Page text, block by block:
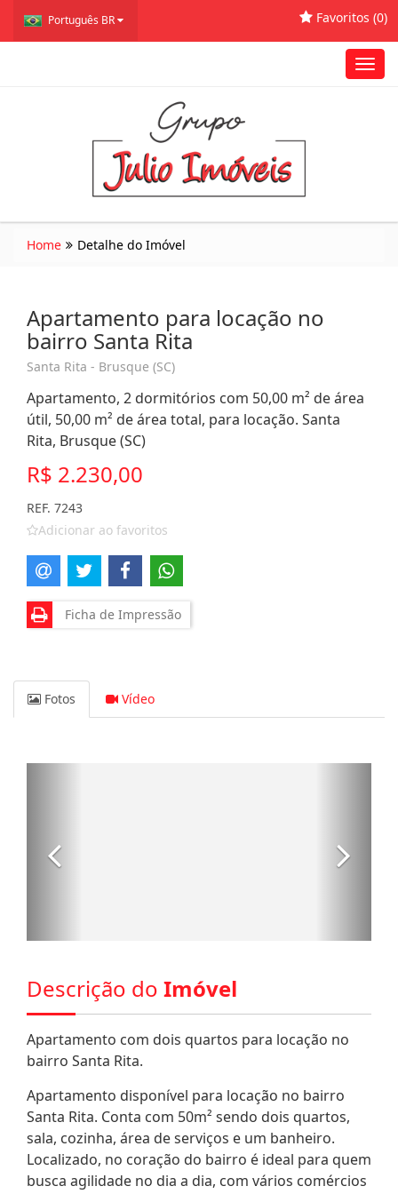
Português BR Favoritos (0)
Home Detalhe do Imóvel
Apartamento para locação no
bairro Santa Rita
Santa Rita - Brusque (SC)
Apartamento, 2 dormitórios com 50,00 m² de área
útil, 50,00 m² de área total, para locação. Santa
Rita, Brusque (SC)
R$ 2.230,00
REF. 7243
Adicionar ao favoritos
Ficha de Impressão
Fotos Vídeo
Descrição do Imóvel
Apartamento com dois quartos para locação no
bairro Santa Rita.
Apartamento disponível para locação no bairro
Santa Rita. Conta com 50m² sendo dois quartos,
sala, cozinha, área de serviços e um banheiro.
Localizado, no coração do bairro é ideal para quem
busca agilidade no dia a dia, com vários comércios